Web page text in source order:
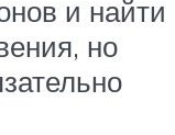
и найти
но